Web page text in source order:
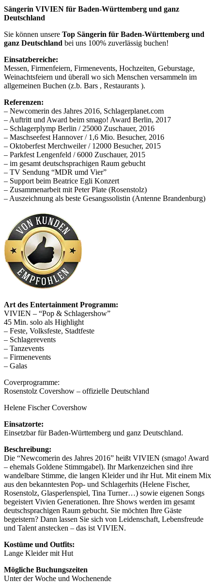
Sängerin VIVIEN für Baden-Württemberg und ganz
Deutschland
Sie können unsere Top Sängerin für Baden-Württemberg und
ganz Deutschland bei uns 100% zuverlässig buchen!
Einsatzbereiche:
Messen, Firmenfeiern, Firmenevents, Hochzeiten, Geburstage,
Weinachtsfeiern und überall wo sich Menschen versammeln im
allgemeinen Buchen (z.b. Bars , Restaurants ).
Referenzen:
– Newcomerin des Jahres 2016, Schlagerplanet.com
– Auftritt und Award beim smago! Award Berlin, 2017
– Schlagerplymp Berlin / 25000 Zuschauer, 2016
– Maschseefest Hannover / 1,6 Mio. Besucher, 2016
– Oktoberfest Merchweiler / 12000 Besucher, 2015
– Parkfest Lengenfeld / 6000 Zuschauer, 2015
– im gesamt deutschsprachigen Raum gebucht
– TV Sendung “MDR umd Vier”
– Support beim Beatrice Egli Konzert
– Zusammenarbeit mit Peter Plate (Rosenstolz)
– Auszeichnung als beste Gesangssolistin (Antenne Brandenburg)
Art des Entertainment Programm:
VIVIEN – “Pop & Schlagershow”
45 Min. solo als Highlight
– Feste, Volksfeste, Stadtfeste
– Schlagerevents
– Tanzevents
– Firmenevents
– Galas
Coverprogramme:
Rosenstolz Covershow – offizielle Deutschland
Helene Fischer Covershow
Einsatzorte:
Einsetzbar für Baden-Württemberg und ganz Deutschland.
Beschreibung:
Die “Newcomerin des Jahres 2016” heißt VIVIEN (smago! Award
– ehemals Goldene Stimmgabel). Ihr Markenzeichen sind ihre
wandelbare Stimme, die langen Kleider und ihr Hut. Mit einem Mix
aus den bekanntesten Pop- und Schlagerhits (Helene Fischer,
Rosenstolz, Glasperlenspiel, Tina Turner…) sowie eigenen Songs
begeistert Vivien Generationen. Ihre Shows werden im gesamt
deutschsprachigen Raum gebucht. Sie möchten Ihre Gäste
begeistern? Dann lassen Sie sich von Leidenschaft, Lebensfreude
und Talent anstecken – das ist VIVIEN.
Kostüme und Outfits:
Lange Kleider mit Hut
Mögliche Buchungszeiten
Unter der Woche und Wochenende